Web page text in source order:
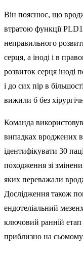
Він пояснює, що
втратою функції
неправильного
серця, а іноді і в
розвиток серця
і до сих пір в
вижили б без
Команда
випадках вроджених
ідентифікувати 30
походження зі
яких переважали
Дослідження також
ендотеліальний
ключовий ранній етап
приблизно на сьомому